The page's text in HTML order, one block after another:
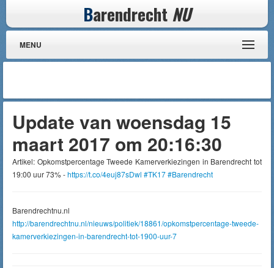
Barendrecht NU
MENU
Update van woensdag 15
maart 2017 om 20:16:30
Artikel: Opkomstpercentage Tweede Kamerverkiezingen in Barendrecht tot
19:00 uur 73% -https://t.co/4euj87sDwl #TK17#Barendrecht
Barendrechtnu.nl
http://barendrechtnu.nl/nieuws/politiek/18861/opkomstpercentage-tweede-
kamerverkiezingen-in-barendrecht-tot-1900-uur-7